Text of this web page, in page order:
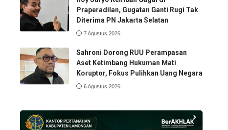
Praperadilan, Gugatan Ganti Rugi Tak
Diterima PN Jakarta Selatan
7 Agustus 2026
Sahroni Dorong RUU Perampasan
Aset Ketimbang Hukuman Mati
Koruptor, Fokus Pulihkan Uang Negara
6 Agustus 2026